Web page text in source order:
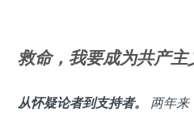
救命，我要成为共产主
从怀疑论者到支持者。
两年来